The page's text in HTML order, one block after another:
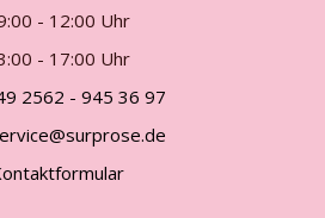
- 12:00 Uhr
- 17:00 Uhr
2562 - 945 36 97